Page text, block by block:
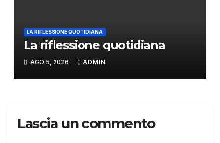
LA RIFLESSIONE QUOTIDIANA
La riflessione quotidiana
AGO 5, 2026 ADMIN
Lascia un commento